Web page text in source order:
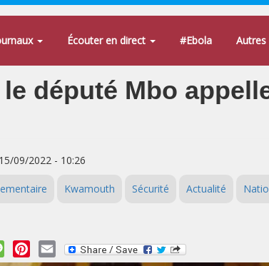
Écouter en direct #Ebola Autres
député Mbo
09/2022 - 10:26
Kwamouth Sécurité Actualité
MessagePinterest
Email